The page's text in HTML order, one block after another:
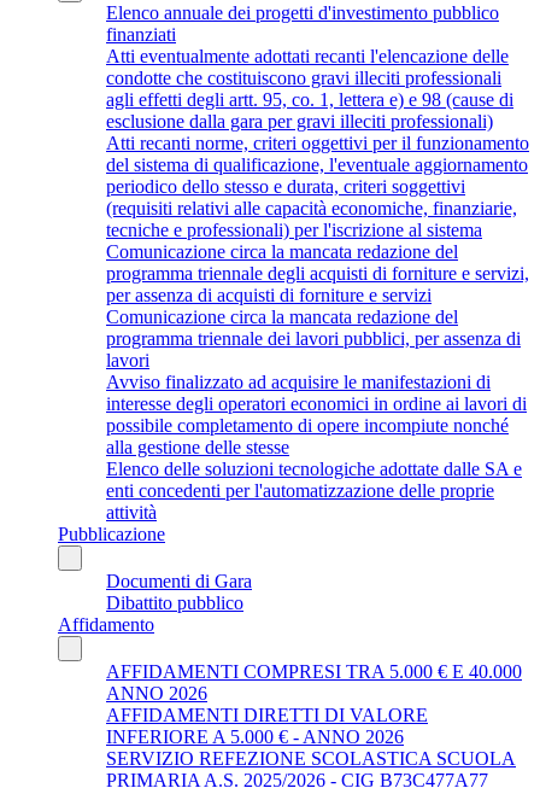
Elenco annuale dei progetti d'investimento pubblico
finanziati
Atti eventualmente adottati recanti l'elencazione delle
condotte che costituiscono gravi illeciti professionali
agli effetti degli artt. 95, co. 1, lettera e) e 98 (cause di
esclusione dalla gara per gravi illeciti professionali)
Atti recanti norme, criteri oggettivi per il funzionamento
del sistema di qualificazione, l'eventuale aggiornamento
periodico dello stesso e durata, criteri soggettivi
(requisiti relativi alle capacità economiche, finanziarie,
tecniche e professionali) per l'iscrizione al sistema
Comunicazione circa la mancata redazione del
programma triennale degli acquisti di forniture e servizi,
per assenza di acquisti di forniture e servizi
Comunicazione circa la mancata redazione del
programma triennale dei lavori pubblici, per assenza di
lavori
Avviso finalizzato ad acquisire le manifestazioni di
interesse degli operatori economici in ordine ai lavori di
possibile completamento di opere incompiute nonché
alla gestione delle stesse
Elenco delle soluzioni tecnologiche adottate dalle SA e
enti concedenti per l'automatizzazione delle proprie
attività
Pubblicazione
Documenti di Gara
Dibattito pubblico
Affidamento
AFFIDAMENTI COMPRESI TRA 5.000 € E 40.000
ANNO 2026
AFFIDAMENTI DIRETTI DI VALORE
INFERIORE A 5.000 € - ANNO 2026
SERVIZIO REFEZIONE SCOLASTICA SCUOLA
PRIMARIA A.S. 2025/2026 - CIG B73C477A77